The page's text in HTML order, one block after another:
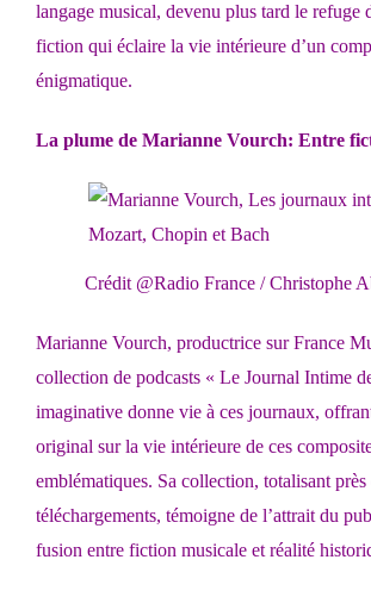
langage musical, devenu plus tard le refuge
fiction qui éclaire la vie intérieure d’un
énigmatique.
La plume de Marianne Vourch: Entre
Crédit @Radio France / Christophe
Marianne Vourch, productrice sur France
collection de podcasts « Le Journal Intime
imaginative donne vie à ces journaux,
original sur la vie intérieure de ces
emblématiques. Sa collection, totalisant
téléchargements, témoigne de l’attrait du
fusion entre fiction musicale et réalité